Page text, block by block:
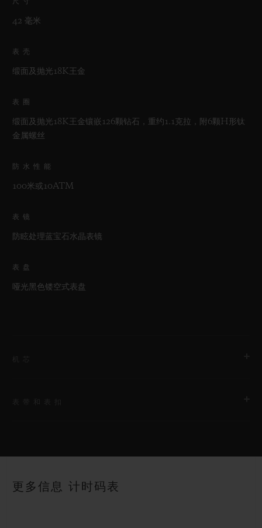
42 毫米
表壳
缎面及抛光18K王金
表圈
缎面及抛光18K王金镶嵌126颗钻石，重约1.1克拉，附6颗H形钛
金属螺丝
防水性能
100米或10ATM
表镜
防眩处理蓝宝石水晶表镜
表盘
哑光黑色镂空式表盘
约72小时
表带
更多信息 计时码表